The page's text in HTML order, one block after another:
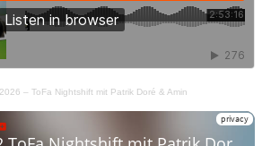
– ToFa Nightshift mit Patrik Doré & Amin